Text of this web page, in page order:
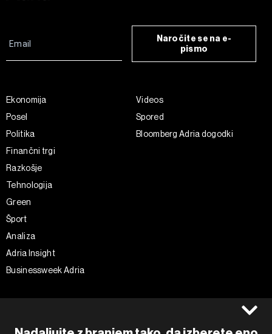
Naročite se na e-
pismo
Ekonomija
Posel
Politika
Finančni trgi
Razkošje
Tehnologija
Green
Šport
Analiza
Adria Insight
Businessweek Adria
Videos
Spored
Bloomberg Adria dogodki